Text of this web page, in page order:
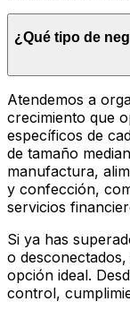
¿Qué tipo de
Atendemos a
crecimiento que
específicos de
de tamaño
manufactura,
y confección,
servicios
Si ya has
o
opción ideal.
control,